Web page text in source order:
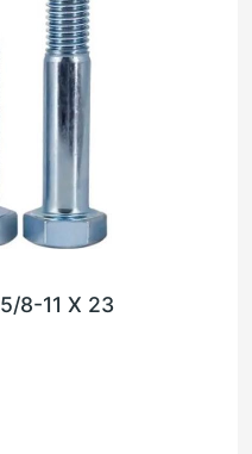
PERNO HEX UNC-2 ZINC 5/8-11 X 23